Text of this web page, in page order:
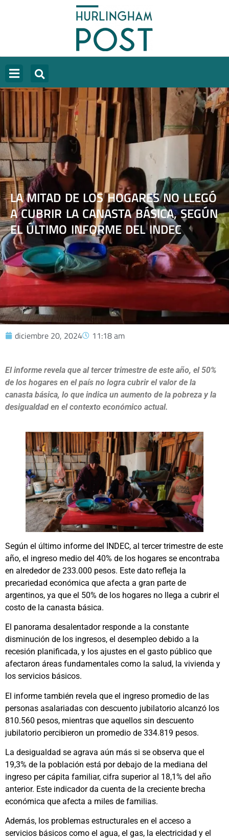
LA MITAD DE LOS HOGARES NO LLEGÓ
A CUBRIR LA CANASTA BÁSICA, SEGÚN
EL ÚLTIMO INFORME DEL INDEC
diciembre 20, 2024 11:18 am
El informe revela que al tercer trimestre de este año, el 50%
de los hogares en el país no logra cubrir el valor de la
canasta básica, lo que indica un aumento de la pobreza y la
desigualdad en el contexto económico actual.
Según el último informe del INDEC, al tercer trimestre de este
año, el ingreso medio del 40% de los hogares se encontraba
en alrededor de 233.000 pesos. Este dato refleja la
precariedad económica que afecta a gran parte de
argentinos, ya que el 50% de los hogares no llega a cubrir el
costo de la canasta básica.
El panorama desalentador responde a la constante
disminución de los ingresos, el desempleo debido a la
recesión planificada, y los ajustes en el gasto público que
afectaron áreas fundamentales como la salud, la vivienda y
los servicios básicos.
El informe también revela que el ingreso promedio de las
personas asalariadas con descuento jubilatorio alcanzó los
810.560 pesos, mientras que aquellos sin descuento
jubilatorio percibieron un promedio de 334.819 pesos.
La desigualdad se agrava aún más si se observa que el
19,3% de la población está por debajo de la mediana del
ingreso per cápita familiar, cifra superior al 18,1% del año
anterior. Este indicador da cuenta de la creciente brecha
económica que afecta a miles de familias.
Además, los problemas estructurales en el acceso a
servicios básicos como el agua, el gas, la electricidad y el